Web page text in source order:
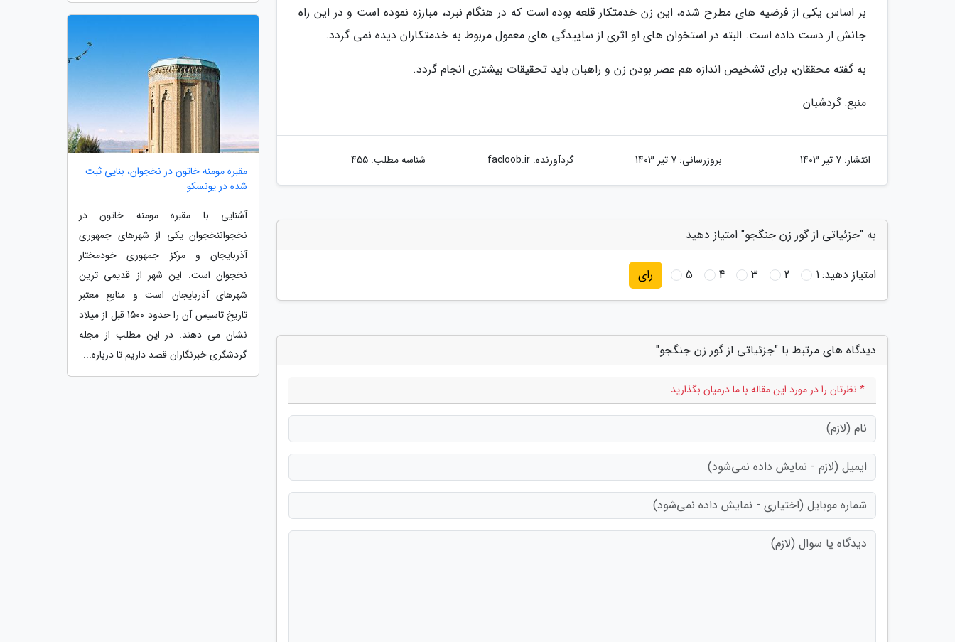
بر اساس یکی از فرضیه های مطرح شده، این زن خدمتکار قلعه بوده است که در هنگام نبرد، مبارزه نموده است و در این راه
جانش از دست داده است. البته در استخوان های او اثری از ساییدگی های معمول مربوط به خدمتکاران دیده نمی گردد.
به گفته محققان، برای تشخیص اندازه هم عصر بودن زن و راهبان باید تحقیقات بیشتری انجام گردد.
منبع: گردشبان
انتشار: 7 تیر 1403 بروزرسانی: 7 تیر 1403 گردآورنده:facloob.ir شناسه مطلب: 455
به "جزئیاتی از گور زن جنگجو" امتیاز دهید
امتیاز دهید:1
2
3
4
5 رای
دیدگاه های مرتبط با "جزئیاتی از گور زن جنگجو"
* نظرتان را در مورد این مقاله با ما درمیان بگذارید
مقبره مومنه خاتون در نخجوان، بنایی ثبت
شده در یونسکو
آشنایی با مقبره مومنه خاتون در
نخجواننخجوان یکی از شهرهای جمهوری
آذربایجان و مرکز جمهوری خودمختار
نخجوان است. این شهر از قدیمی ترین
شهرهای آذربایجان است و منابع معتبر
تاریخ تاسیس آن را حدود 1500 قبل از میلاد
نشان می دهند. در این مطلب از مجله
گردشگری خبرنگاران قصد داریم تا درباره...